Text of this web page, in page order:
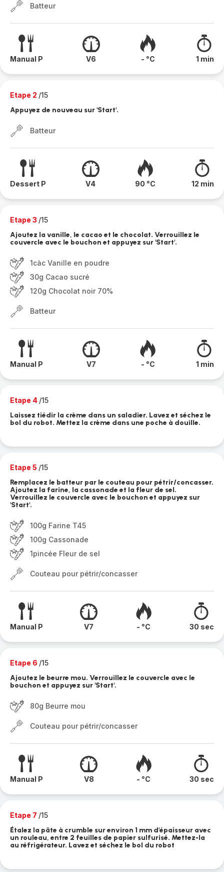
Batteur
Manual P V6 - °C 1 min
Etape 2 /15
Appuyez de nouveau sur 'Start'.
Batteur
Dessert P V4 90 °C 12 min
Etape 3 /15
Ajoutez la vanille, le cacao et le chocolat. Verrouillez le
couvercle avec le bouchon et appuyez sur 'Start'.
1càc Vanille en poudre
30g Cacao sucré
120g Chocolat noir 70%
Batteur
Manual P V7 - °C 1 min
Etape 4 /15
Laissez tiédir la crème dans un saladier. Lavez et séchez le
bol du robot. Mettez la crème dans une poche à douille.
Etape 5 /15
Remplacez le batteur par le couteau pour pétrir/concasser.
Ajoutez la farine, la cassonade et la fleur de sel.
Verrouillez le couvercle avec le bouchon et appuyez sur
'Start'.
100g Farine T45
100g Cassonade
1pincée Fleur de sel
Couteau pour pétrir/concasser
Manual P V7 - °C 30 sec
Etape 6 /15
Ajoutez le beurre mou. Verrouillez le couvercle avec le
bouchon et appuyez sur 'Start'.
80g Beurre mou
Couteau pour pétrir/concasser
Manual P V8 - °C 30 sec
Etape 7 /15
Étalez la pâte à crumble sur environ 1 mm d'épaisseur avec
un rouleau, entre 2 feuilles de papier sulfurisé. Mettez-la
au réfrigérateur. Lavez et séchez le bol du robot